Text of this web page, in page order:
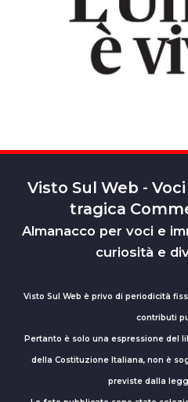
Visto Sul Web -
tragica
Almanacco per voci e
curiosità e
Visto Sul Web è privo di periodicità
contributi
Pertanto è solo una espressione del
della Costituzione Italiana, non è
previste dalla